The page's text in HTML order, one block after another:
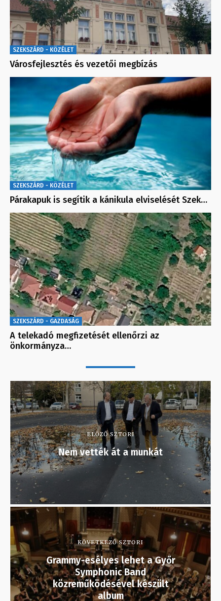
SZEKSZÁRD - KÖZÉLET
Városfejlesztés és vezetői megbízás
SZEKSZÁRD - KÖZÉLET
Párakapuk is segítik a kánikula elviselését Szek…
SZEKSZÁRD - GAZDASÁG
A telekadó megfizetését ellenőrzi az
önkormányza…
ELŐZŐ SZTORI
Nem vették át a munkát
KÖVETKEZŐ SZTORI
Grammy-esélyes lehet a Győr
Symphonic Band
közreműködésével készült
album